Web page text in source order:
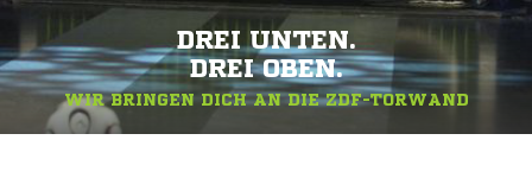
DREI UNTEN.
DREI OBEN.
WIR BRINGEN DICH AN DIE ZDF-TORWAND